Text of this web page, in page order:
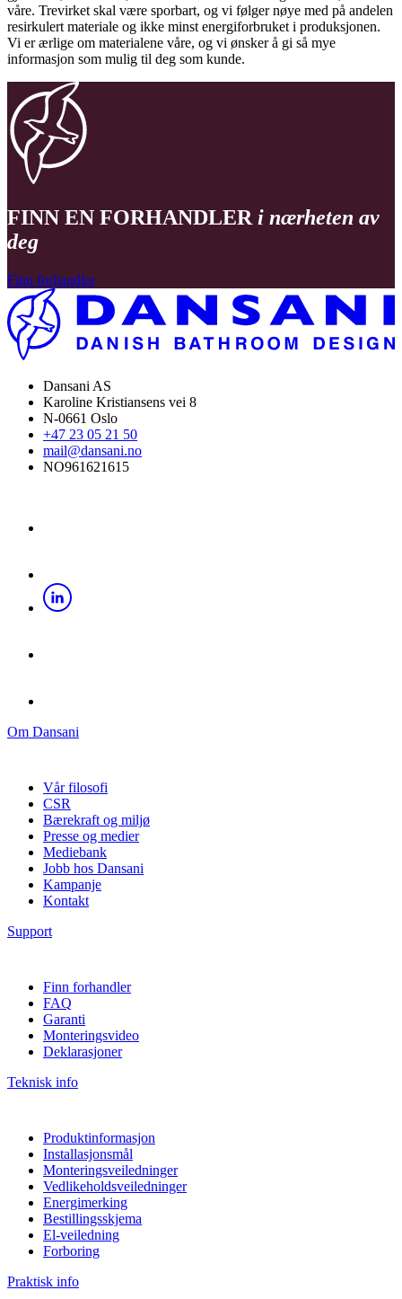
våre. Trevirket skal være sporbart, og vi følger nøye med på andelen
resirkulert materiale og ikke minst energiforbruket i produksjonen.
Vi er ærlige om materialene våre, og vi ønsker å gi så mye
informasjon som mulig til deg som kunde.
FINN EN FORHANDLER i nærheten av
deg
Finn forhandler
Dansani AS
Karoline Kristiansens vei 8
N-0661 Oslo
+47 23 05 21 50
mail@dansani.no
NO961621615
Om Dansani
Vår filosofi
CSR
Bærekraft og miljø
Presse og medier
Mediebank
Jobb hos Dansani
Kampanje
Kontakt
Support
Finn forhandler
FAQ
Garanti
Monteringsvideo
Deklarasjoner
Teknisk info
Produktinformasjon
Installasjonsmål
Monteringsveiledninger
Vedlikeholdsveiledninger
Energimerking
Bestillingsskjema
El-veiledning
Forboring
Praktisk info